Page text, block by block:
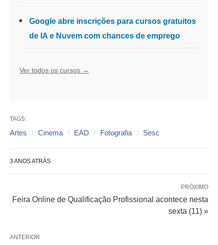
Google abre inscrições para cursos gratuitos
de IA e Nuvem com chances de emprego
Ver todos os cursos →
TAGS:
Artes Cinema EAD Fotografia Sesc
3 ANOS ATRÁS
PRÓXIMO
Feira Online de Qualificação Profissional acontece nesta
sexta (11) »
ANTERIOR